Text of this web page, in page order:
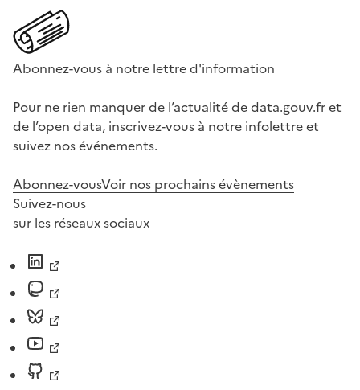
Abonnez-vous à notre lettre d'information
Pour ne rien manquer de l’actualité de data.gouv.fr et
de l’open data, inscrivez-vous à notre infolettre et
suivez nos événements.
Abonnez-vousVoir nos prochains évènements
Suivez-nous
sur les réseaux sociaux